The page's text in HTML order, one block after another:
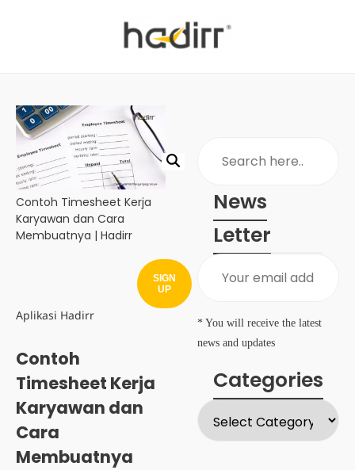
Contoh Timesheet Kerja
Karyawan dan Cara
Membuatnya | Hadirr
Aplikasi Hadirr
Contoh
Timesheet Kerja
Karyawan dan
Cara
Membuatnya
News
Letter
SIGN
UP
* You will receive the latest
news and updates
Categories